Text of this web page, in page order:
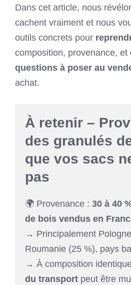
Dans cet article, nous
cachent vraiment et nous
outils concrets pour
composition, provenance, et
questions à poser au
achat.
À retenir –
des granulés
que vos sacs
pas
🌍 Provenance : 30 à 40
de bois vendus en
→ Principalement
Roumanie (25 %), pays
→ À composition
du transport peut être